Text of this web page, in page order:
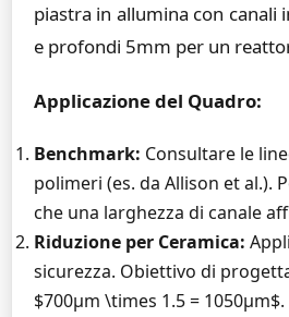
piastra in allumina con canali
e profondi 5mm per un
Applicazione del Quadro:
Benchmark: Consultare le
polimeri (es. da Allison et al.).
che una larghezza di canale
Riduzione per Ceramica:
sicurezza. Obiettivo di
$700µm \times 1.5 = 1050µm$.